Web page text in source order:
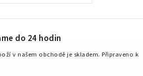
do 24 hodin
v našem obchodě je skladem. Připraveno k